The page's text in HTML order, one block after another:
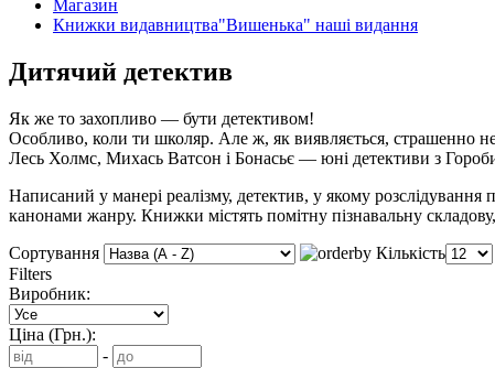
Магазин
Книжки видавництва"Вишенька" наші видання
Дитячий детектив
Як же то захопливо — бути детективом!
Особливо, коли ти школяр. Але ж, як виявляється, страшенно
Лесь Холмс, Михась Ватсон і Бонасьє — юні детективи з
Написаний у манері реалізму, детектив, у якому
канонами жанру. Книжки містять помітну пізнавальну
Сортування
Кількість
Filters
Виробник:
Ціна (Грн.):
-